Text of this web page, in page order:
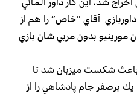
آقاي “خاص” را هم از
مورينيو بدون مربي شان بازي
شكست ميزبان شد تا
برصفر جام پادشاهي را از